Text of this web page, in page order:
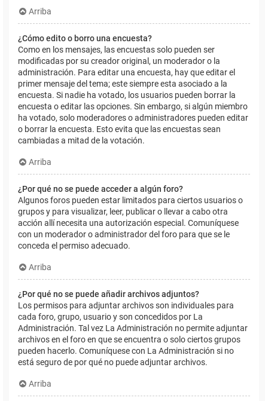
Arriba
¿Cómo edito o borro una encuesta?
Como en los mensajes, las encuestas solo pueden ser
modificadas por su creador original, un moderador o la
administración. Para editar una encuesta, hay que editar el
primer mensaje del tema; este siempre esta asociado a la
encuesta. Si nadie ha votado, los usuarios pueden borrar la
encuesta o editar las opciones. Sin embargo, si algún miembro
ha votado, solo moderadores o administradores pueden editar
o borrar la encuesta. Esto evita que las encuestas sean
cambiadas a mitad de la votación.
Arriba
¿Por qué no se puede acceder a algún foro?
Algunos foros pueden estar limitados para ciertos usuarios o
grupos y para visualizar, leer, publicar o llevar a cabo otra
acción allí necesita una autorización especial. Comuníquese
con un moderador o administrador del foro para que se le
conceda el permiso adecuado.
Arriba
¿Por qué no se puede añadir archivos adjuntos?
Los permisos para adjuntar archivos son individuales para
cada foro, grupo, usuario y son concedidos por La
Administración. Tal vez La Administración no permite adjuntar
archivos en el foro en que se encuentra o solo ciertos grupos
pueden hacerlo. Comuníquese con La Administración si no
está seguro de por qué no puede adjuntar archivos.
Arriba